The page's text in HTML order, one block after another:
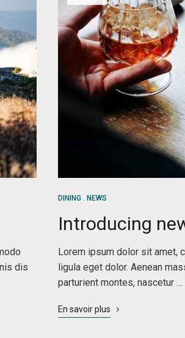
dis
DINING NEWS
Introducing
Lorem ipsum dolor sit amet,
ligula eget dolor. Aenean
parturient montes, nascetur …
En savoir plus